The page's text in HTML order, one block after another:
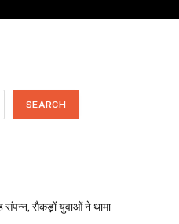
SEARCH
संपन्न, सैकड़ों युवाओं ने थामा